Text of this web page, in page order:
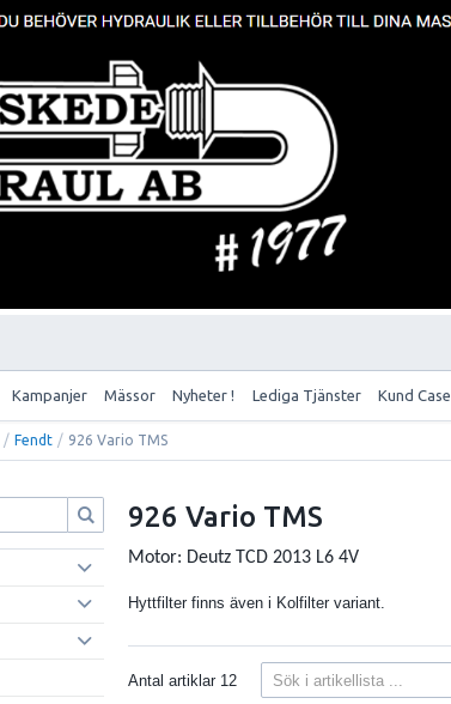
Kampanjer Mässor Nyheter ! Lediga Tjänster Kund Case
/ Fendt / 926 Vario TMS
926 Vario TMS
Motor: Deutz TCD 2013 L6 4V
Hyttfilter finns även i Kolfilter variant.
Antal artiklar 12